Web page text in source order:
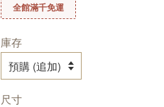
全館滿千免運
庫存
尺寸